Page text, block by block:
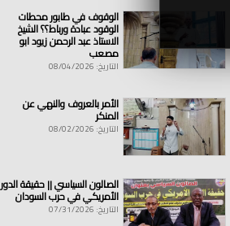
|الخميس|2023/4/6م
الوقوف في طابور محطات
الوقود عبادة ورباط؟؟ الشيخ
الاستاذ عبد الرحمن زيود ابو
مصعب
التاريخ: 08/04/2026
الأمر بالعروف والنهي عن
المنكر
التاريخ: 08/02/2026
الصالون السياسي || حقيقة الدور
الأمريكي في حرب السودان
التاريخ: 07/31/2026